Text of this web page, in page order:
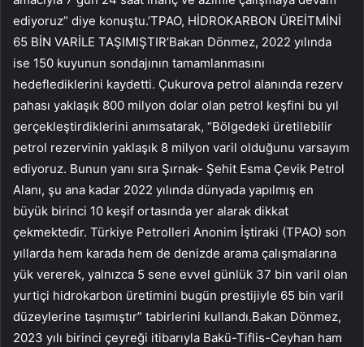
ediyoruz” diye konuştu.’TPAO, HİDROKARBON ÜREİTMİNİ
65 BİN VARİLE TAŞIMIŞTIR’Bakan Dönmez, 2022 yılında
ise 150 kuyunun sondajının tamamlanmasını
hedeflediklerini kaydetti. Çukurova petrol alanında rezerv
pahası yaklaşık 800 milyon dolar olan petrol keşfini bu yıl
gerçekleştirdiklerini anımsatarak, “Bölgedeki üretilebilir
petrol rezervinin yaklaşık 8 milyon varil olduğunu varsayım
ediyoruz. Bunun yanı sıra Şırnak- Şehit Esma Çevik Petrol
Alanı, şu ana kadar 2022 yılında dünyada yapılmış en
büyük birinci 10 keşif ortasında yer alarak dikkat
çekmektedir. Türkiye Petrolleri Anonim İştiraki (TPAO) son
yıllarda hem karada hem de denizde arama çalışmalarına
yük vererek, yalnızca 5 sene evvel günlük 37 bin varil olan
yurtiçi hidrokarbon üretimini bugün prestijiyle 65 bin varil
düzeylerine taşımıştır” tabirlerini kullandı.Bakan Dönmez,
2023 yılı birinci çeyreği itibarıyla Bakü-Tiflis-Ceyhan ham